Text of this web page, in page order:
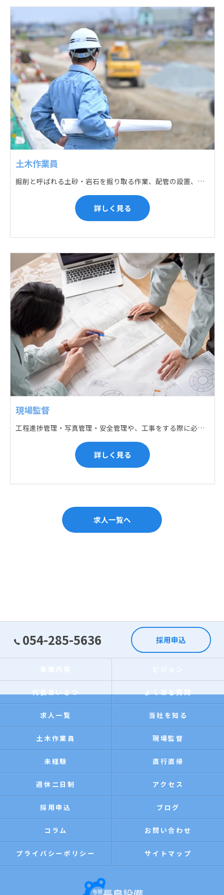
土木作業員
掘削と呼ばれる土砂・岩石を掘り取る作業、配管の設置、埋戻しの順に手作業と機械作業の併用をして行います。また、作業に使用する管材料の運搬作業も、機械と手作業にて行っています。
詳しく見る
現場監督
工程進捗管理・写真管理・安全管理や、工事をする際に必要な各種書類作成・届出 (申請) などの現場管理業務をお任せします。遅れている箇所のサポートに入るなど、臨機応変な対応が必要になります。
詳しく見る
求人一覧へ
054-285-5636 採用申込
代表あいさつ よくある質問
求人一覧 当社を知る
土木作業員 現場監督
未経験 直行直帰
週休二日制 アクセス
採用申込 ブログ
コラム お問い合わせ
プライバシーポリシー サイトマップ